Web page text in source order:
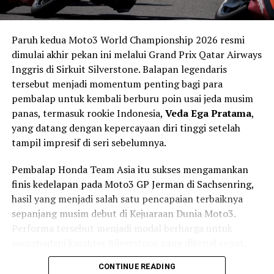
Soal harga, Suzuki Cool Biao 150 juga tergolong sangat
menarik. Di pasar Tiongkok, motor ini dijual sekitar
8.680 Yuan atau setara Rp22 jutaan, membuatnya
menjadi salah satu motor retro harian dengan harga
paling terjangkau di kelasnya.
Jika melihat karakter dan konsepnya, tidak sedikit
pecinta otomotif yang berharap Suzuki menghadirkan
motor serupa ke pasar Indonesia sebagai penerus
spiritual Suzuki Thunder yang legendaris.
RELATED TOPICS: MEDIA OTOMOTIF INDONESIA
MOTOR
SUZUKI SUZUKI COOL BIAO 150
Norton Manx R First Edition Super Langka, Performa
Paruh kedua Moto3 World Championship 2026 resmi
dimulai akhir pekan ini melalui Grand Prix Qatar Airways
Inggris di Sirkuit Silverstone. Balapan legendaris
tersebut menjadi momentum penting bagi para
pembalap untuk kembali berburu poin usai jeda musim
panas, termasuk rookie Indonesia, Veda Ega Pratama,
yang datang dengan kepercayaan diri tinggi setelah
tampil impresif di seri sebelumnya.
Pembalap Honda Team Asia itu sukses mengamankan
finis kedelapan pada Moto3 GP Jerman di Sachsenring,
hasil yang menjadi salah satu pencapaian terbaiknya
sepanjang musim debut di Kejuaraan Dunia Moto3.
Performa tersebut menjadi modal berharga untuk
mengalir (flowing), dan memiliki cuaca yang sulit
CONTINUE READING